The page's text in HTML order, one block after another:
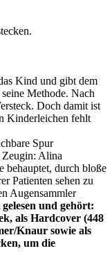
Kind und gibt dem
Methode. Nach
Doch damit ist
Kinderleichen fehlt
Spur
Zeugin: Alina
behauptet, durch bloße
Patienten sehen zu
Augensammler
und gehört:
als Hardcover (448
Knaur sowie als
um die